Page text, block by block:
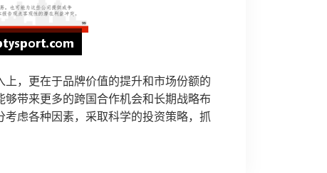
，更在于品牌价值的提升和市场份额的
带来更多的跨国合作机会和长期战略布
虑各种因素，采取科学的投资策略，抓